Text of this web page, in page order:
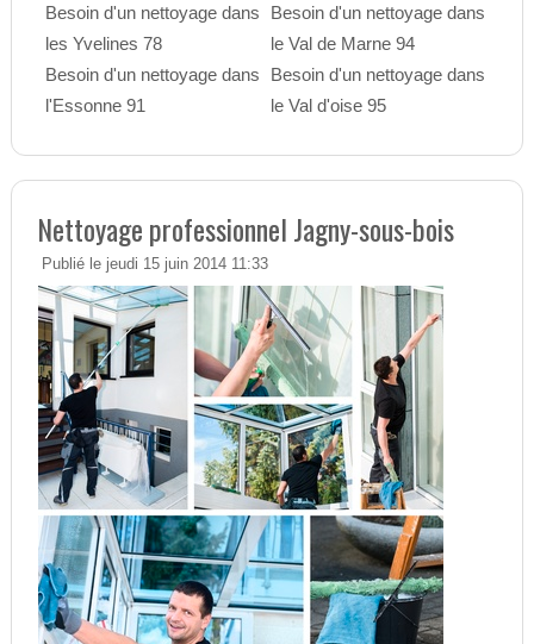
Besoin d'un nettoyage dans
les Yvelines 78
Besoin d'un nettoyage dans
l'Essonne 91
Besoin d'un nettoyage dans
le Val de Marne 94
Besoin d'un nettoyage dans
le Val d'oise 95
Nettoyage professionnel Jagny-sous-bois
Publié le jeudi 15 juin 2014 11:33